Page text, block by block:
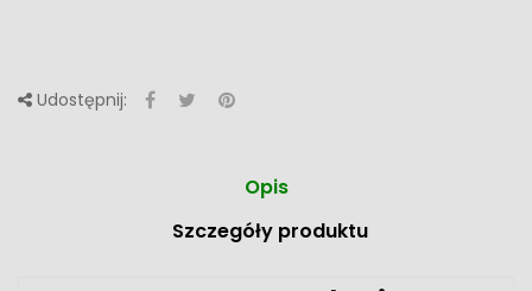
Udostępnij:
Opis
Szczegóły produktu